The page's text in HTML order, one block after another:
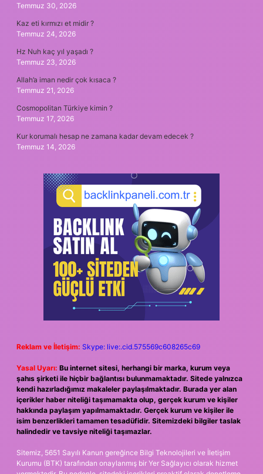
Temmuz 30, 2026
Kaz eti kırmızı et midir ?
Temmuz 24, 2026
Hz Nuh kaç yıl yaşadı ?
Temmuz 23, 2026
Allah’a iman nedir çok kısaca ?
Temmuz 21, 2026
Cosmopolitan Türkiye kimin ?
Temmuz 17, 2026
Kur korumalı hesap ne zamana kadar devam edecek ?
Temmuz 14, 2026
Reklam ve İletişim: Skype: live:.cid.575569c608265c69
Yasal Uyarı: Bu internet sitesi, herhangi bir marka, kurum veya
şahıs şirketi ile hiçbir bağlantısı bulunmamaktadır. Sitede yalnızca
kendi hazırladığımız makaleler paylaşılmaktadır. Burada yer alan
içerikler haber niteliği taşımamakta olup, gerçek kurum ve kişiler
hakkında paylaşım yapılmamaktadır. Gerçek kurum ve kişiler ile
isim benzerlikleri tamamen tesadüfidir. Sitemizdeki bilgiler taslak
halindedir ve tavsiye niteliği taşımazlar.
Sitemiz, 5651 Sayılı Kanun gereğince Bilgi Teknolojileri ve İletişim
Kurumu (BTK) tarafından onaylanmış bir Yer Sağlayıcı olarak hizmet